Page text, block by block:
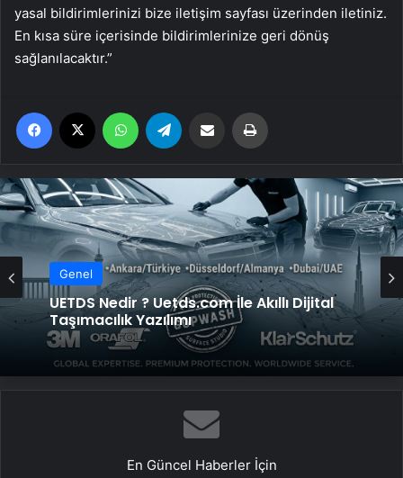
yasal bildirimlerinizi bize iletişim sayfası üzerinden iletiniz.
En kısa süre içerisinde bildirimlerinize geri dönüş
sağlanılacaktır.”
Facebook WhatsApp Email'den paylaş
Genel
UETDS Nedir ? Uetds.com İle Akıllı Dijital
Taşımacılık Yazılımı
En Güncel Haberler İçin